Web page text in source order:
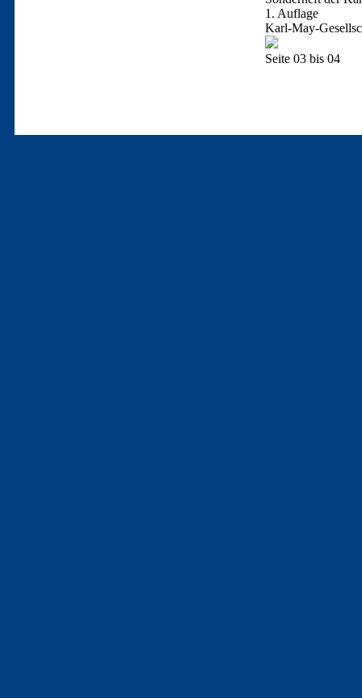
1. Auflage
Karl-May-
Seite 03 bis 04